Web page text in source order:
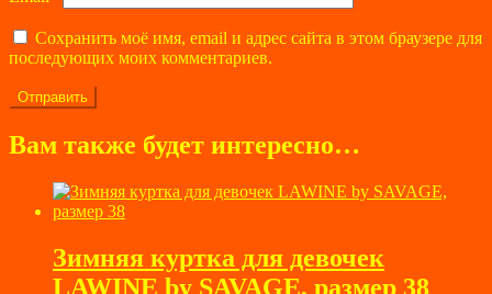
Сохранить моё имя, email и адрес сайта в этом браузере для
последующих моих комментариев.
Вам также будет интересно…
Зимняя куртка для девочек
LAWINE by SAVAGE, размер 38